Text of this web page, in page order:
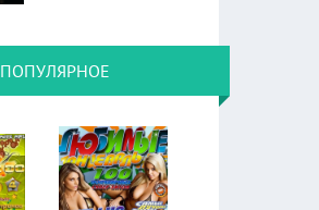
ПОПУЛЯРНОЕ